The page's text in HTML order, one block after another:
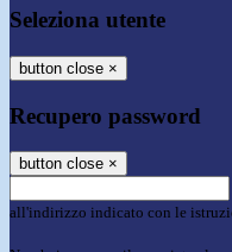
Seleziona utente
button close ×
Recupero password
button close ×
all'indirizzo indicato con le